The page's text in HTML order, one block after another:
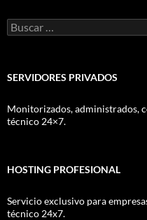
Buscar:
SERVIDORES PRIVADOS
Monitorizados, administrados,
técnico 24×7.
HOSTING PROFESIONAL
Servicio exclusivo para
técnico 24x7.